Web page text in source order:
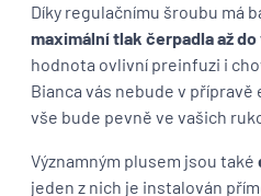
Díky regulačnímu šroubu má
maximální tlak čerpadla až do
hodnota ovlivní preinfuzi i
Bianca vás nebude v
vše bude pevně ve vašich
Významným plusem jsou také
jeden z nich je instalován